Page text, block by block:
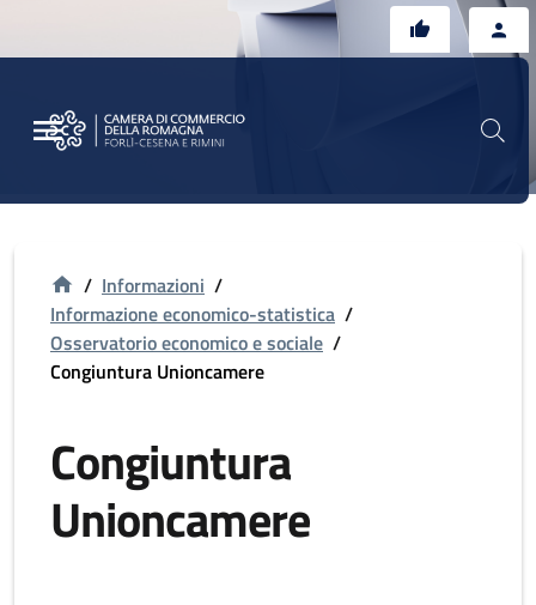
/ Informazioni /
Informazione economico-statistica /
Osservatorio economico e sociale /
Congiuntura Unioncamere
Congiuntura
Unioncamere